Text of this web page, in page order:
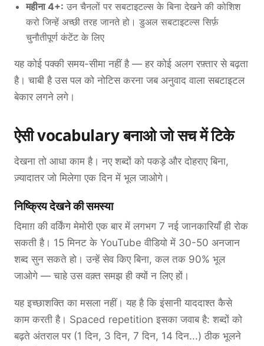
महीना 4+: उन चैनलों पर सबटाइटल्स के बिना देखने की कोशिश
करो जिन्हें अच्छी तरह जानते हो। डुअल सबटाइटल्स सिर्फ़
चुनौतीपूर्ण कंटेंट के लिए
यह कोई पक्की समय-सीमा नहीं है — हर कोई अलग रफ़्तार से बढ़ता
है। चाबी है उस पल को नोटिस करना जब अनुवाद वाला सबटाइटल
बेकार लगने लगे।
ऐसी vocabulary बनाओ जो सच में टिके
देखना तो आधा काम है। नए शब्दों को पकड़े और दोहराए बिना,
ज़्यादातर जो मिलेगा एक दिन में भूल जाओगे।
निष्क्रिय देखने की समस्या
दिमाग़ की वर्किंग मेमोरी एक बार में लगभग 7 नई जानकारियाँ ही रोक
सकती है। 15 मिनट के YouTube वीडियो में 30-50 अनजान
शब्द सुन सकते हो। उन्हें सेव किए बिना, कल तक 90% भूल
जाओगे — चाहे उस वक़्त समझ ही क्यों न लिए हों।
यह इच्छाशक्ति का मसला नहीं। यह है कि इंसानी याददाश्त कैसे
काम करती है। Spaced repetition इसका जवाब है: शब्दों को
बढ़ते अंतराल पर (1 दिन, 3 दिन, 7 दिन, 14 दिन...) ठीक भूलने